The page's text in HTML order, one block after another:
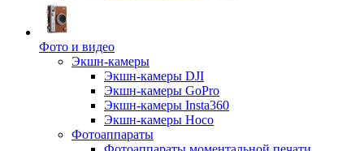
Фото и видео
Экшн-камеры
Экшн-камеры DJI
Экшн-камеры GoPro
Экшн-камеры Insta360
Экшн-камеры Hoco
Фотоаппараты